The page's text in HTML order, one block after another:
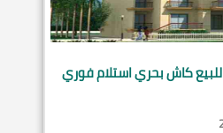
للبيع كاش بحري استلام فوري